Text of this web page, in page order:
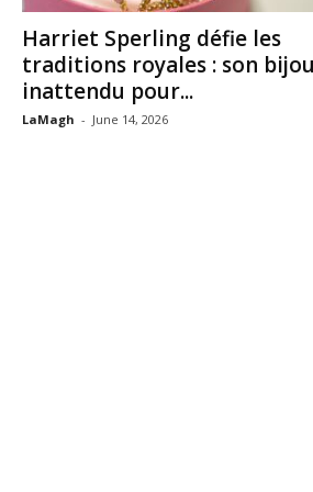
h
e
Harriet Sperling défie les
traditions royales : son
inattendu pour...
LaMagh - June 14, 2026